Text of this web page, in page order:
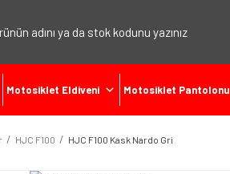
Motosiklet Eldiveni Motosiklet Pantolonu
HJC F100 HJC F100 Kask Nardo Gri